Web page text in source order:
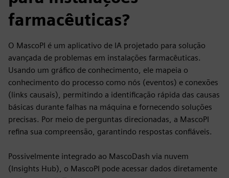
farmacêuticas?
O MascoPI é um aplicativo de IA projetado para solução
avançada de problemas em instalações farmacêuticas.
Usando um gráfico de conhecimento, ele mapeia o
conhecimento do processo como nós (eventos) e conexões
(links causais), permitindo a identificação rápida das causas
básicas durante falhas na máquina e fornecendo soluções
precisas. Por meio de perguntas direcionadas, a MascoPI
refina sua compreensão, garantindo respostas confiáveis.
Possivelmente integrado ao MascoDash via nuvem
(Insights Hub), o MascoPI pode acessar dados diretamente